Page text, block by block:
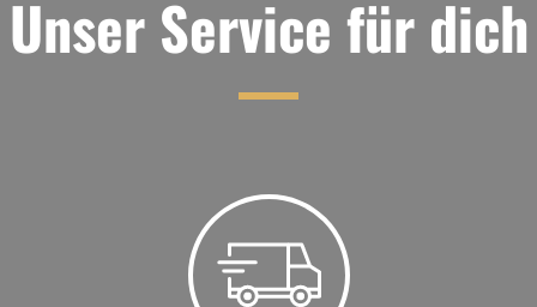
Unser Service für dich